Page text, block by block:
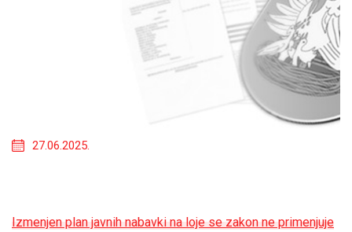
27.06.2025.
Izmenjen plan javnih nabavki na loje se zakon ne primenjuje